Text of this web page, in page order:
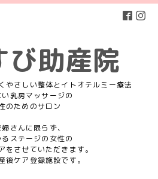
び助産院
やさしい整体とイトオテルミー療法
乳房マッサージの
のためのサロン
さんに限らず、
るステージの女性の
をさせていただきます。
後ケア登録施設です。